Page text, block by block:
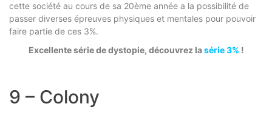
cette société au cours de sa 20ème année a la possibilité de
passer diverses épreuves physiques et mentales pour pouvoir
faire partie de ces 3%.
Excellente série de dystopie, découvrez lasérie 3% !
9 – Colony